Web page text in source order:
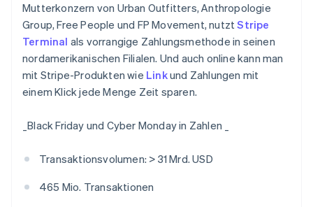
Mutterkonzern von Urban Outfitters, Anthropologie
Group, Free People und FP Movement, nutztStripe
Terminal als vorrangige Zahlungsmethode in seinen
nordamerikanischen Filialen. Und auch online kann man
mit Stripe-Produkten wie Linkund Zahlungen mit
einem Klick jede Menge Zeit sparen.
_Black Friday und Cyber Monday in Zahlen _
Transaktionsvolumen: > 31 Mrd. USD
465 Mio. Transaktionen
English
Indien
English
Irland
English
Italien
ItalianoEnglish
日本語 English
Kroatien
Lettland